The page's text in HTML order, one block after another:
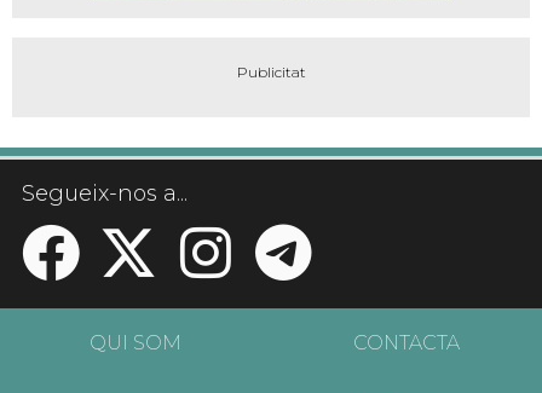
Segueix-nos a...
QUI SOM CONTACTA